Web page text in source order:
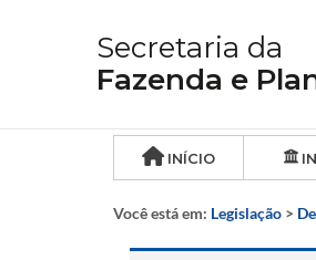
Secretaria da
Fazenda e
INÍCIO
Você está em: Legislação >